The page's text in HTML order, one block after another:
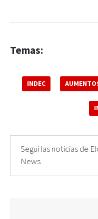
Temas:
INDEC
Seguí las noticias de
News